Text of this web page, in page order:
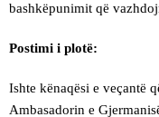
bashkëpunimit që
Postimi i plotë:
Ishte kënaqësi e veçantë
Ambasadorin e